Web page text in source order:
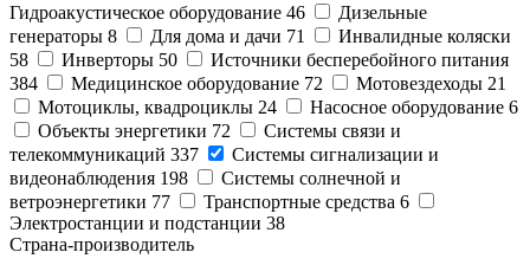
Гидроакустическое оборудование 46
Дизельные
генераторы 8 Для дома и дачи 71
Инвалидные коляски
58
Инверторы 50
Источники бесперебойного питания
384
Медицинское оборудование 72 Мотовездеходы 21
Мотоциклы, квадроциклы 24 Насосное оборудование 6
Объекты энергетики 72
Системы связи и
телекоммуникаций 337
Системы сигнализации и
видеонаблюдения 198
Системы солнечной и
ветроэнергетики 77 Транспортные средства 6
Электростанции и подстанции 38
Страна-производитель